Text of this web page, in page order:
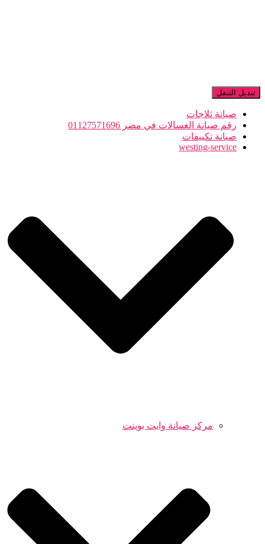
تبديل التنقل
صيانة ثلاجات
رقم صيانة الغسالات في مصر 01127571696
صيانة تكييفات
westing-service
مركز صيانة وايت بوينت